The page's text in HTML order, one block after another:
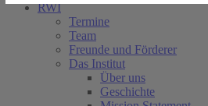
RWI
Termine
Team
Freunde und Förderer
Das Institut
Über uns
Geschichte